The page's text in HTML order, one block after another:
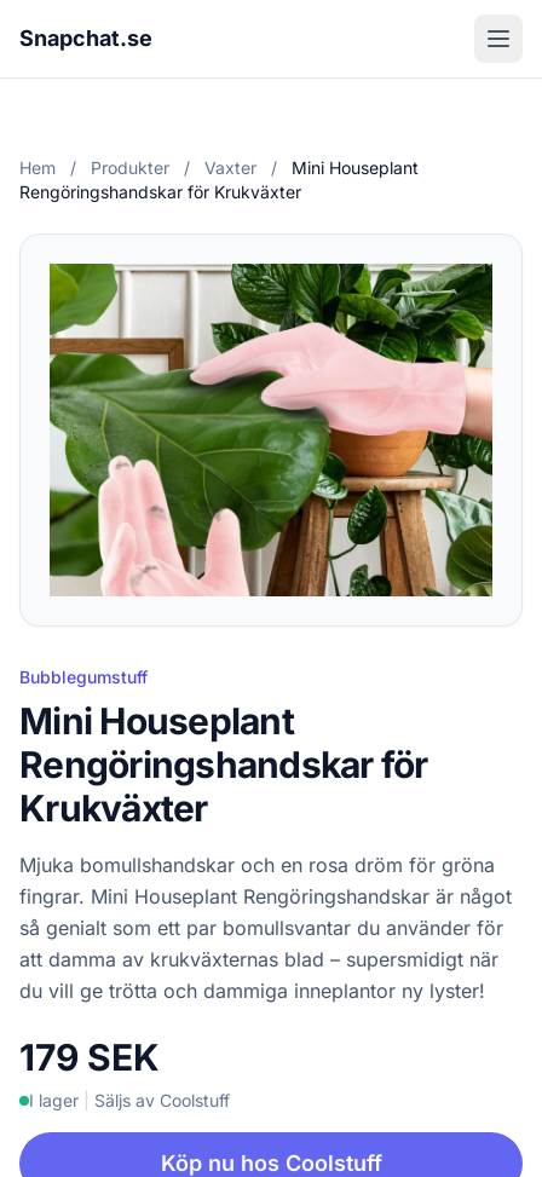
Snapchat.se
Hem / Produkter / Vaxter /
Mini Houseplant
Rengöringshandskar för Krukväxter
Bubblegumstuff
Mini Houseplant
Rengöringshandskar för
Krukväxter
Mjuka bomullshandskar och en rosa dröm för gröna
fingrar. Mini Houseplant Rengöringshandskar är något
så genialt som ett par bomullsvantar du använder för
att damma av krukväxternas blad – supersmidigt när
du vill ge trötta och dammiga inneplantor ny lyster!
179 SEK
I lager Säljs av Coolstuff
Köp nu hos Coolstuff